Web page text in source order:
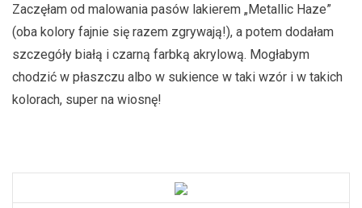
Zaczęłam od malowania pasów lakierem „Metallic Haze”
(oba kolory fajnie się razem zgrywają!), a potem dodałam
szczegóły białą i czarną farbką akrylową. Mogłabym
chodzić w płaszczu albo w sukience w taki wzór i w takich
kolorach, super na wiosnę!